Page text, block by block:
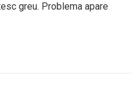
greu. Problema apare